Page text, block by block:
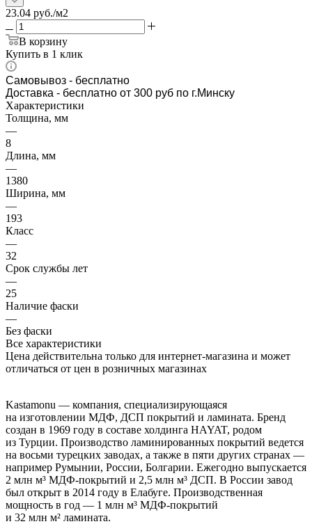
23.04 руб./м2
В корзину
Купить в 1 клик
Самовывоз - бесплатно
Доставка - бесплатно от 300 руб по г.Минску
Характеристики
Толщина, мм
—
8
Длина, мм
—
1380
Ширина, мм
—
193
Класс
—
32
Срок службы лет
—
25
Наличие фаски
—
Без фаски
Все характеристики
Цена действительна только для интернет-магазина и может
отличаться от цен в розничных магазинах
Kastamonu — компания, специализирующаяся
на изготовлении МДФ, ДСП покрытий и ламината. Бренд
создан в 1969 году в составе холдинга HAYAT, родом
из Турции. Производство ламинированных покрытий ведется
на восьми турецких заводах, а также в пяти других странах —
например Румынии, России, Болгарии. Ежегодно выпускается
2 млн м³ МДФ-покрытий и 2,5 млн м³ ДСП. В России завод
был открыт в 2014 году в Елабуге. Производственная
мощность в год — 1 млн м³ МДФ-покрытий
и 32 млн м² ламината.